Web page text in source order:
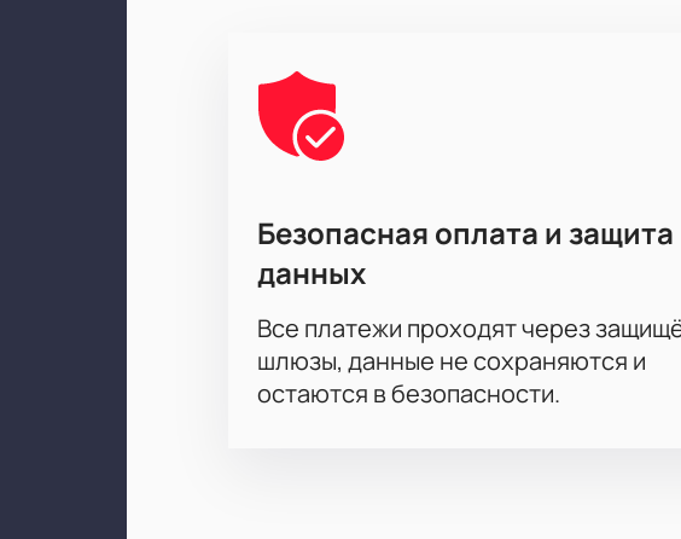
Для компаний действует программа групповых
мероприятия. Менеджеры помогут оформить
Безопасная оплата и защита
данных
Все платежи проходят через
шлюзы, данные не сохраняются и
остаются в безопасности.